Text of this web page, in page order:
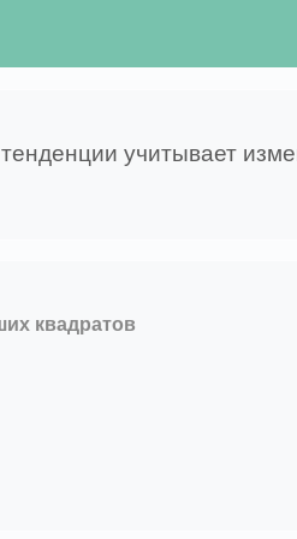
учитывает
квадратов